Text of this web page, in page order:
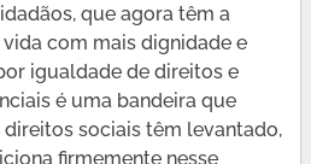
que agora têm a
com mais dignidade e
igualdade de direitos e
é uma bandeira que
sociais têm levantado,
firmemente nesse